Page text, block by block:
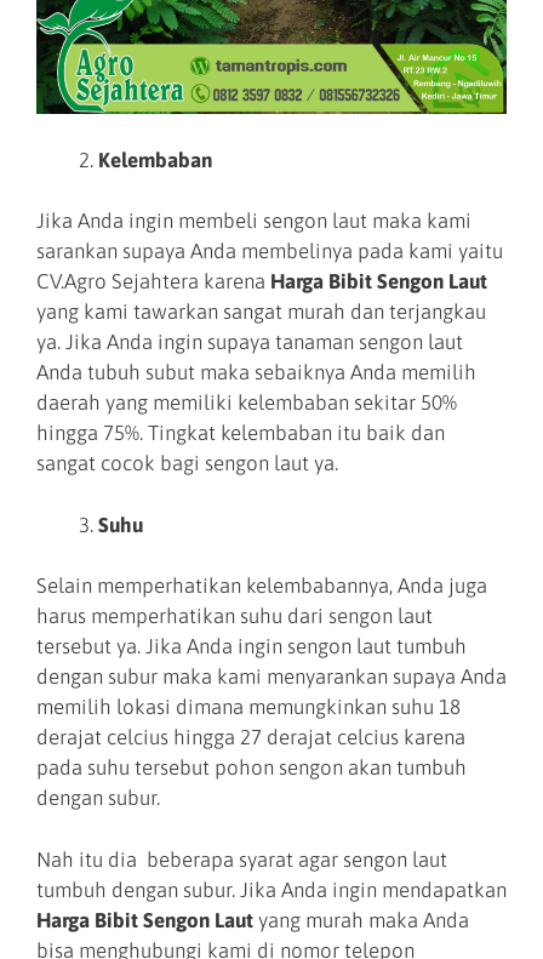
Kelembaban
Jika Anda ingin membeli sengon laut maka kami
sarankan supaya Anda membelinya pada kami yaitu
CV.Agro Sejahtera karena Harga Bibit Sengon Laut
yang kami tawarkan sangat murah dan terjangkau
ya. Jika Anda ingin supaya tanaman sengon laut
Anda tubuh subut maka sebaiknya Anda memilih
daerah yang memiliki kelembaban sekitar 50%
hingga 75%. Tingkat kelembaban itu baik dan
sangat cocok bagi sengon laut ya.
Suhu
Selain memperhatikan kelembabannya, Anda juga
harus memperhatikan suhu dari sengon laut
tersebut ya. Jika Anda ingin sengon laut tumbuh
dengan subur maka kami menyarankan supaya Anda
memilih lokasi dimana memungkinkan suhu 18
derajat celcius hingga 27 derajat celcius karena
pada suhu tersebut pohon sengon akan tumbuh
dengan subur.
Nah itu dia beberapa syarat agar sengon laut
tumbuh dengan subur. Jika Anda ingin mendapatkan
Harga Bibit Sengon Laut yang murah maka Anda
bisa menghubungi kami di nomor telepon